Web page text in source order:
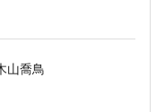
山喬鳥